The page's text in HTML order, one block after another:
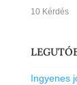
10 Kérdés
Ingyenes